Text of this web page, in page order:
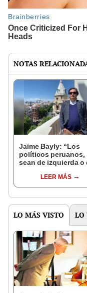
NOTAS
Jaime Bayly: “Los
políticos peruanos,
sean de izquierda o
encuentran la
de decepcionarte”
LEER MÁS
LO MÁS VISTO LO